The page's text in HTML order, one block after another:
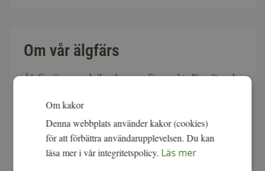
Om vår älgfärs
Älgfärs är en smakrik och mager färs med tydlig viltsmak.
självklar favorit hos den vane viltkocken. Köttet kommer
från älgar som levt fritt i svenska skogar på det naturen
erbjuder. Färsen passar lika bra i vardagsrätter som i
helgmiddagar och är lätt att variera.
Om kakor
Denna webbplats använder kakor (cookies)
för att förbättra användarupplevelsen. Du kan
läsa mer i vår integritetspolicy. Läs mer